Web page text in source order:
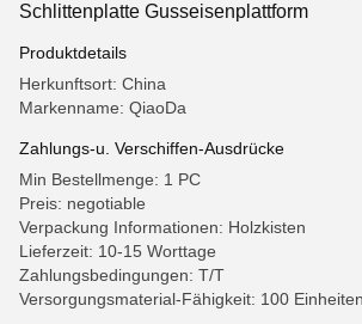
Schlittenplatte Gusseisenplattform
Produktdetails
Herkunftsort: China
Markenname: QiaoDa
Zahlungs-u. Verschiffen-Ausdrücke
Min Bestellmenge: 1 PC
Preis: negotiable
Verpackung Informationen: Holzkisten
Lieferzeit: 10-15 Worttage
Zahlungsbedingungen: T/T
Versorgungsmaterial-Fähigkeit: 100